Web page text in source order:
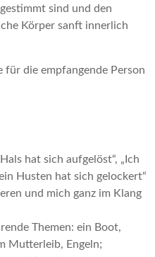
sind und den
Körper sanft innerlich
die empfangende Person
hat sich aufgelöst“, „Ich
Husten hat sich gelockert“
und mich ganz im Klang
Themen: ein Boot,
Mutterleib, Engeln;